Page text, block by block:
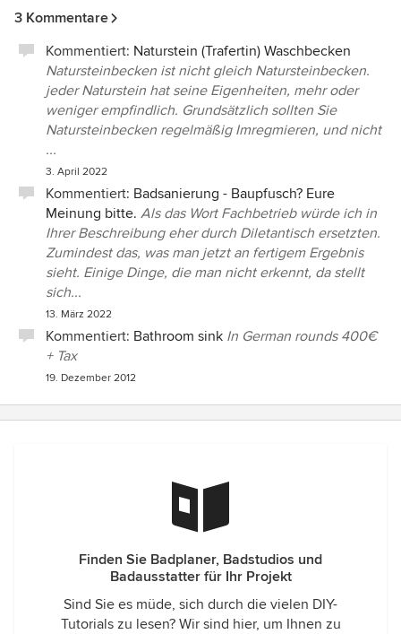
3 Kommentare
Kommentiert: Naturstein (Trafertin) Waschbecken
Natursteinbecken ist nicht gleich Natursteinbecken.
jeder Naturstein hat seine Eigenheiten, mehr oder
weniger empfindlich. Grundsätzlich sollten Sie
Natursteinbecken regelmäßig Imregmieren, und nicht
...
3. April 2022
Kommentiert: Badsanierung - Baupfusch? Eure
Meinung bitte. Als das Wort Fachbetrieb würde ich in
Ihrer Beschreibung eher durch Diletantisch ersetzten.
Zumindest das, was man jetzt an fertigem Ergebnis
sieht. Einige Dinge, die man nicht erkennt, da stellt
sich...
13. März 2022
Kommentiert: Bathroom sink In German rounds 400€
+ Tax
19. Dezember 2012
Finden Sie Badplaner, Badstudios und
Badausstatter für Ihr Projekt
Sind Sie es müde, sich durch die vielen DIY-
Tutorials zu lesen? Wir sind hier, um Ihnen zu